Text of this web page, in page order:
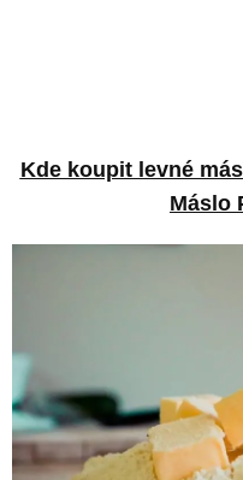
Kde koupit levné
Máslo